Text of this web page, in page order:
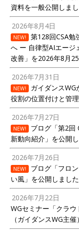
資料を一般公開しまし
2026年8月4日
NEW!
第128回CSA勉
へ ー 自律型AIエージ
改善」を2026年8月
2026年7月31日
NEW!
ガイダンス
役割の位置付けと管
2026年7月27日
NEW!
ブログ「第2回
新動向紹介」を公開し
2026年7月26日
NEW!
ブログ「フロ
い風」を公開しまし
2026年7月22日
WGセミナー「クラウ
（ガイダンスWG主